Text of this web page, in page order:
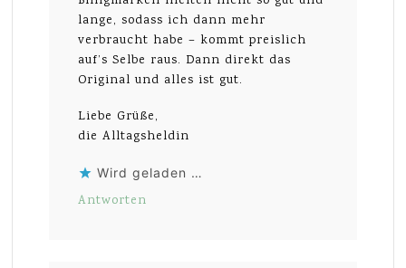
lange, sodass ich dann mehr
verbraucht habe – kommt preislich
auf’s Selbe raus. Dann direkt das
Original und alles ist gut.
Liebe Grüße,
die Alltagsheldin
Wird geladen …
Antworten